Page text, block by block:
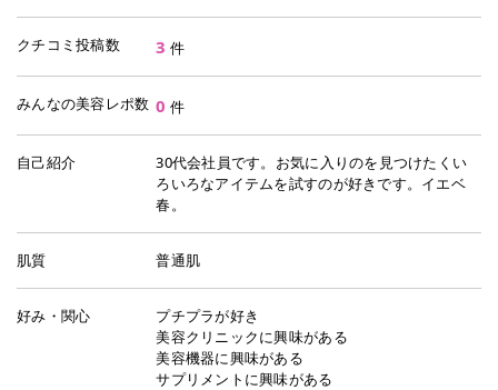
クチコミ投稿数 3 件
みんなの美容レポ数 0 件
自己紹介
30代会社員です。お気に入りのを見つけたくい
ろいろなアイテムを試すのが好きです。イエベ
春。
肌質 普通肌
好み・関心
プチプラが好き
美容クリニックに興味がある
美容機器に興味がある
サプリメントに興味がある